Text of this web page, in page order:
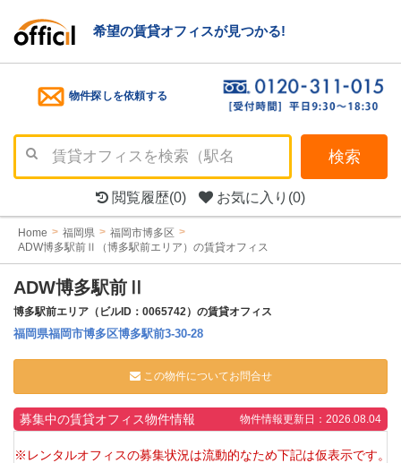
希望の賃貸オフィスが見つかる!
物件探しを依頼する
検索
閲覧履歴(0) お気に入り (0)
Home 福岡県
福岡市博多区
ADW博多駅前Ⅱ（博多駅前エリア）の賃貸オフィス
ADW博多駅前Ⅱ
博多駅前エリア（ビルID：0065742）の賃貸オフィス
福岡県福岡市博多区博多駅前3-30-28
この物件についてお問合せ
募集中の賃貸オフィス物件情報 物件情報更新日：2026.08.04
※レンタルオフィスの募集状況は流動的なため下記は仮表示です。